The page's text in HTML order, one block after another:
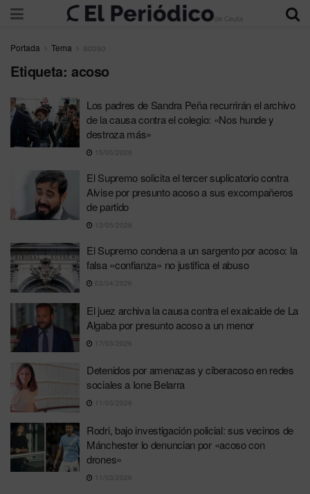
Portada Tema acoso
Etiqueta: acoso
Los padres de Sandra Peña recurrirán el archivo
de la causa contra el colegio: «Nos hunde y
destroza más»
15/05/2026
El Supremo solicita el tercer suplicatorio contra
Alvise por presunto acoso a sus excompañeros
de partido
13/05/2026
El Supremo condena a un sargento por acoso: la
falsa «confianza» no justifica el abuso
03/04/2026
El juez archiva la causa contra el exalcalde de La
Algaba por presunto acoso a un menor
17/03/2026
Detenidos por amenazas y ciberacoso en redes
sociales a Ione Belarra
11/03/2026
Rodri, bajo investigación policial: sus vecinos de
Mánchester lo denuncian por «acoso con
drones»
11/03/2026